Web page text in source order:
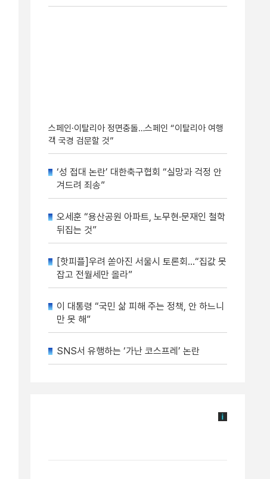
스페인·이탈리아 정면충돌…스페인 “이탈리아 여행
객 국경 검문할 것”
‘성 접대 논란’ 대한축구협회 “실망과 걱정 안
겨드려 죄송”
오세훈 “용산공원 아파트, 노무현·문재인 철학
뒤집는 것”
[핫피플]우려 쏟아진 서울시 토론회…“집값 못
잡고 전월세만 올라”
이 대통령 “국민 삶 피해 주는 정책, 안 하느니
만 못 해”
SNS서 유행하는 ‘가난 코스프레’ 논란